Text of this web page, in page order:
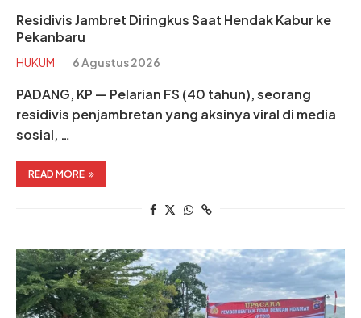
Residivis Jambret Diringkus Saat Hendak Kabur ke
Pekanbaru
HUKUM 6 Agustus 2026
PADANG, KP — Pelarian FS (40 tahun), seorang
residivis penjambretan yang aksinya viral di media
sosial, …
READ MORE